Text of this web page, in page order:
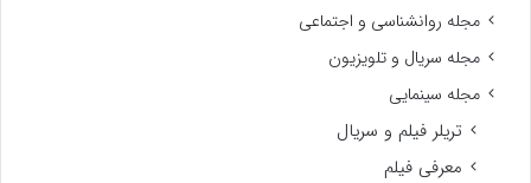
مجله روانشناسی و اجتماعی
مجله سریال و تلویزیون
مجله سینمایی
تریلر فیلم و سریال
معرفی فیلم